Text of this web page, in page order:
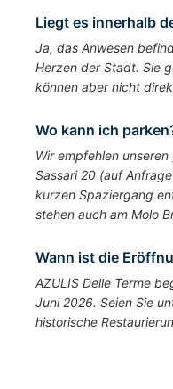
Liegt es innerhalb
Ja, das Anwesen
Herzen der Stadt. Sie
können aber nicht
Wo kann ich
Wir empfehlen
Sassari 20 (auf
kurzen Spaziergang
stehen auch am Molo
Wann ist die
AZULIS Delle Terme
Juni 2026. Seien Sie
historische